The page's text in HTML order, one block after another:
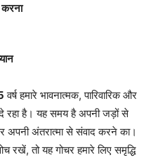
करना
वर्ष हमारे भावनात्मक, पारिवारिक और
रहा है। यह समय है अपनी जड़ों से
अंतरात्मा से संवाद करने का।
रखें, तो यह गोचर हमारे लिए समृद्धि